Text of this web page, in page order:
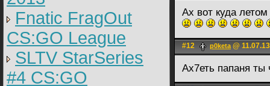
Fnatic FragOut
CS:GO League
SLTV StarSeries
#4 CS:GO
Ах вот куда
#12 p0keta@
Ах7еть папаня ты